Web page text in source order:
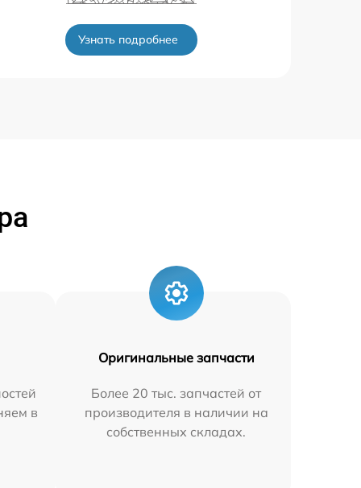
Узнать подробнее
в
Оригинальные запчасти
Более 20 тыс. запчастей от
производителя в наличии на
собственных складах.